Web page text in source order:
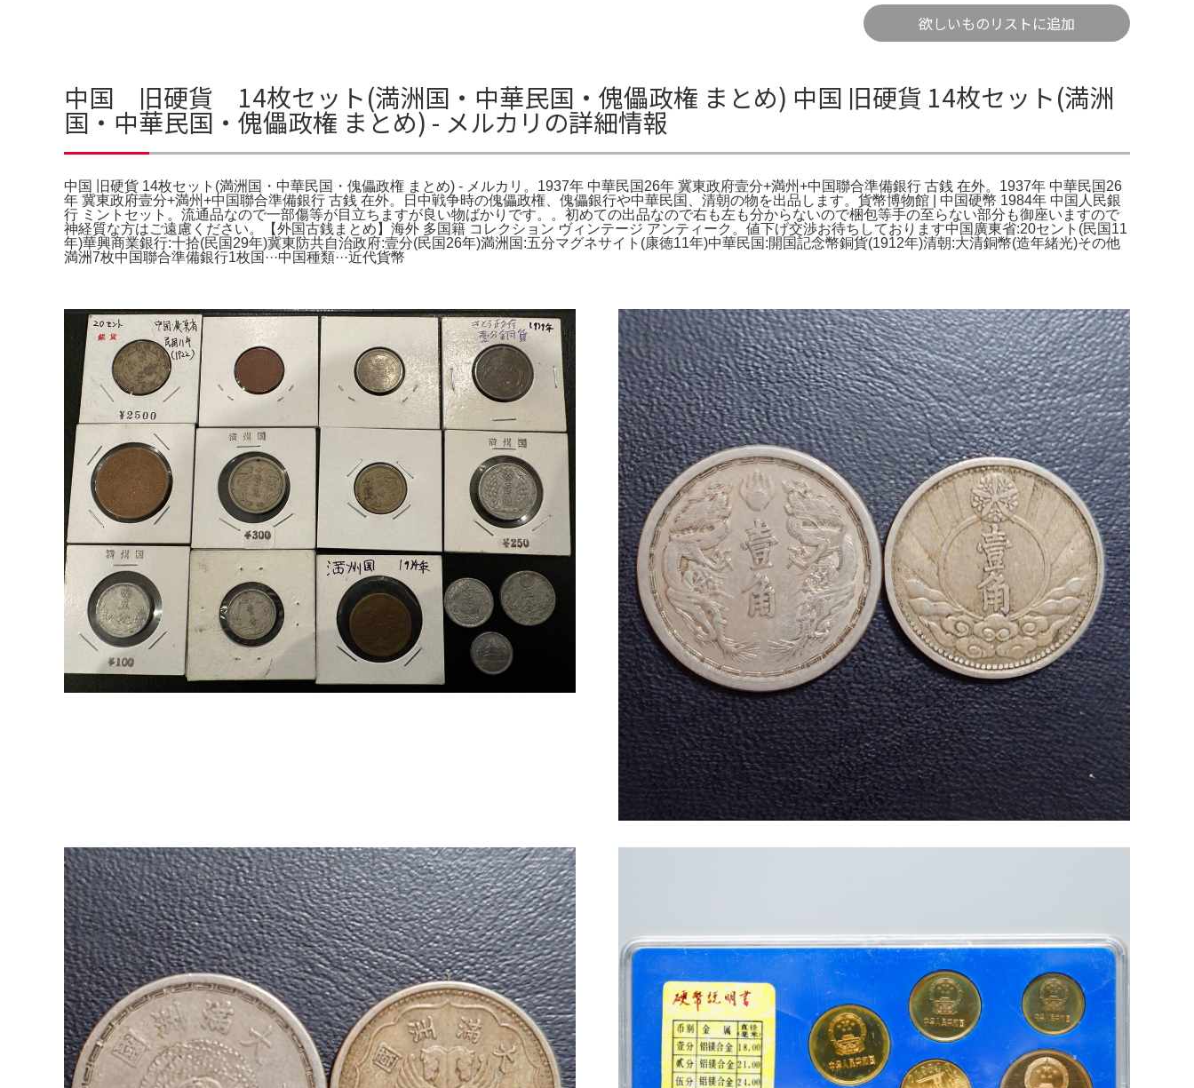
欲しいものリストに追加
中国 旧硬貨 14枚セット(満洲国・中華民国・傀儡政権 まとめ) 中国 旧硬貨 14枚セット(満洲
国・中華民国・傀儡政権 まとめ) - メルカリの詳細情報
中国 旧硬貨 14枚セット(満洲国・中華民国・傀儡政権 まとめ) - メルカリ。1937年 中華民国26年 冀東政府壹分+満州+中国聯合準備銀行 古銭 在外。1937年 中華民国26
年 冀東政府壹分+満州+中国聯合準備銀行 古銭 在外。日中戦争時の傀儡政権、傀儡銀行や中華民国、清朝の物を出品します。貨幣博物館 | 中国硬幣 1984年 中国人民銀
行 ミントセット。流通品なので一部傷等が目立ちますが良い物ばかりです。。初めての出品なので右も左も分からないので梱包等手の至らない部分も御座いますので
神経質な方はご遠慮ください。【外国古銭まとめ】海外 多国籍 コレクション ヴィンテージ アンティーク。値下げ交渉お待ちしております中国廣東省:20セント(民国11
年)華興商業銀行:十拾(民国29年)冀東防共自治政府:壹分(民国26年)満洲国:五分マグネサイト(康徳11年)中華民国:開国記念幣銅貨(1912年)清朝:大清銅幣(造年緒光)その他
満洲7枚中国聯合準備銀行1枚国···中国種類···近代貨幣